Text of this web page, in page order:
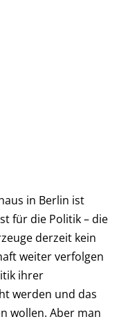
in Berlin ist
für die Politik – die
derzeit kein
weiter verfolgen
ihrer
werden und das
wollen. Aber man